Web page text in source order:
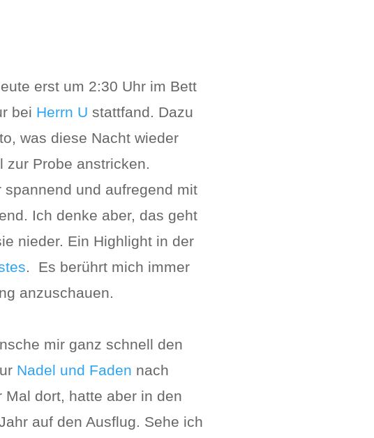
erst um 2:30 Uhr im Bett
bei Herrn U stattfand. Dazu
was diese Nacht wieder
zur Probe anstricken.
und aufregend mit
Ich denke aber, das geht
nieder. Ein Highlight in der
. Es berührt mich immer
anzuschauen.
mir ganz schnell den
Nadel und Faden nach
dort, hatte aber in den
auf den Ausflug. Sehe ich